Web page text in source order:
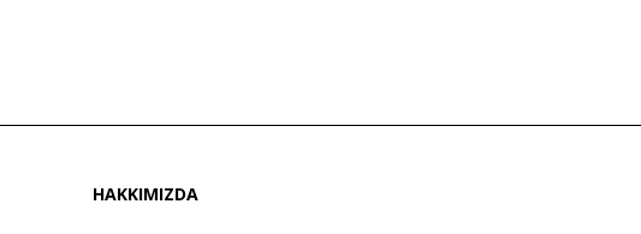
HAKKIMIZDA